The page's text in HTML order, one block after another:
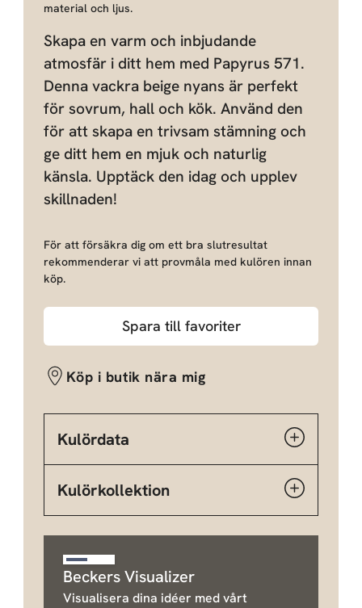
material och ljus.
Skapa en varm och inbjudande
atmosfär i ditt hem med Papyrus 571.
Denna vackra beige nyans är perfekt
för sovrum, hall och kök. Använd den
för att skapa en trivsam stämning och
ge ditt hem en mjuk och naturlig
känsla. Upptäck den idag och upplev
skillnaden!
För att försäkra dig om ett bra slutresultat
rekommenderar vi att provmåla med kulören innan
köp.
Spara till favoriter
Köp i butik nära mig
Kulördata
Kulörkollektion
Beckers Visualizer
Visualisera dina idéer med vårt